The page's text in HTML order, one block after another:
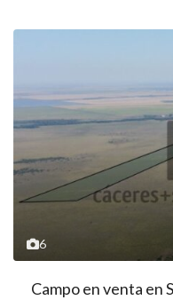
6
Campo en venta en